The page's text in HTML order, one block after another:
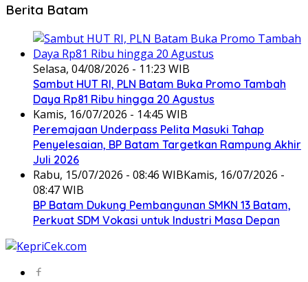
Berita Batam
Selasa, 04/08/2026 - 11:23 WIB
Sambut HUT RI, PLN Batam Buka Promo Tambah
Daya Rp81 Ribu hingga 20 Agustus
Kamis, 16/07/2026 - 14:45 WIB
Peremajaan Underpass Pelita Masuki Tahap
Penyelesaian, BP Batam Targetkan Rampung Akhir
Juli 2026
Rabu, 15/07/2026 - 08:46 WIBKamis, 16/07/2026 -
08:47 WIB
BP Batam Dukung Pembangunan SMKN 13 Batam,
Perkuat SDM Vokasi untuk Industri Masa Depan